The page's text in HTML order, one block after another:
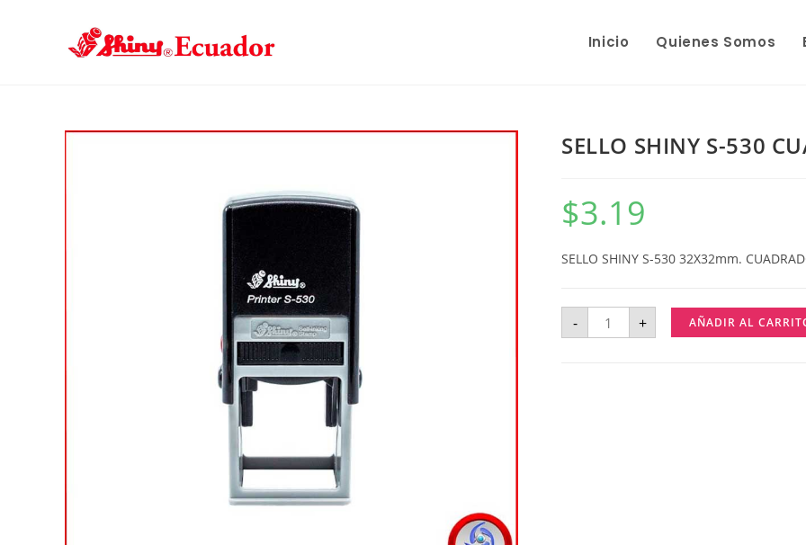
Inicio Quienes Somos
SELLO SHINY S-530
$3.19
SELLO SHINY S-530 32X32mm.
- + AÑADIR AL